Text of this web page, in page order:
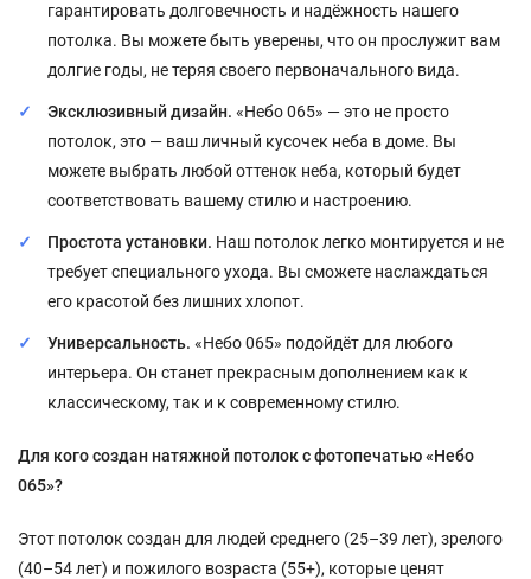
гарантировать долговечность и надёжность нашего
потолка. Вы можете быть уверены, что он прослужит вам
долгие годы, не теряя своего первоначального вида.
Эксклюзивный дизайн. «Небо 065» — это не просто
потолок, это — ваш личный кусочек неба в доме. Вы
можете выбрать любой оттенок неба, который будет
соответствовать вашему стилю и настроению.
Простота установки. Наш потолок легко монтируется и не
требует специального ухода. Вы сможете наслаждаться
его красотой без лишних хлопот.
Универсальность. «Небо 065» подойдёт для любого
интерьера. Он станет прекрасным дополнением как к
классическому, так и к современному стилю.
Для кого создан натяжной потолок с фотопечатью «Небо
065»?
Этот потолок создан для людей среднего (25–39 лет), зрелого
(40–54 лет) и пожилого возраста (55+), которые ценят